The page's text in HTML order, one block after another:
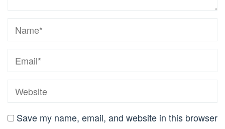
Save my name, email, and website in this browser